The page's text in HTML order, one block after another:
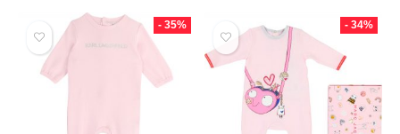
- 35% - 34%